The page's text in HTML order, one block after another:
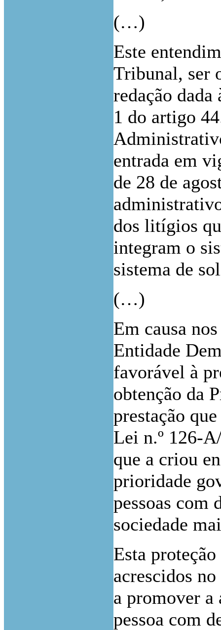
(…)
Este
Tribunal, ser
redação
1 do artigo
entrada em
de 28 de
dos litígios
integram o
sistema de
(…)
Em causa
Entidade
favorável à
obtenção da
prestação
Lei n.º 126-
que a criou
prioridade
pessoas com
sociedade
Esta
acrescidos
a promover a
pessoa com